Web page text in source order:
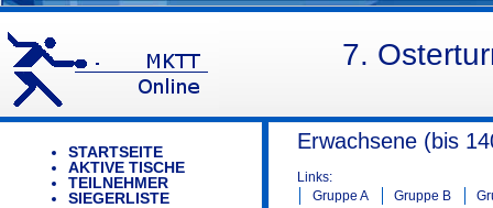
7.
STARTSEITE
AKTIVE TISCHE
TEILNEHMER
SIEGERLISTE
Erwachsene (bis
Links:
Gruppe A
Gruppe B